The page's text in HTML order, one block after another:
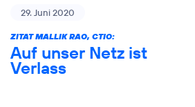
29. Juni 2020
ZITAT MALLIK RAO, CTIO:
Auf unser Netz ist
Verlass